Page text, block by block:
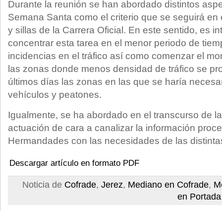
Durante la reunión se han abordado distintos
Semana Santa como el criterio que se seguirá
y sillas de la Carrera Oficial. En este sentido, es
concentrar esta tarea en el menor periodo de
incidencias en el tráfico así como comenzar el
las zonas donde menos densidad de tráfico se
últimos días las zonas en las que se haría
vehículos y peatones.
Igualmente, se ha abordado en el transcurso de
actuación de cara a canalizar la información
Hermandades con las necesidades de las
Descargar artículo en formato PDF
Noticia de Cofrade, Jerez, Mediano en Cofrade,
en Portada